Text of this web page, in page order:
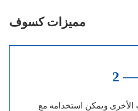
مميزات كسوف
2
الأخرى ويمكن استخدامه مع